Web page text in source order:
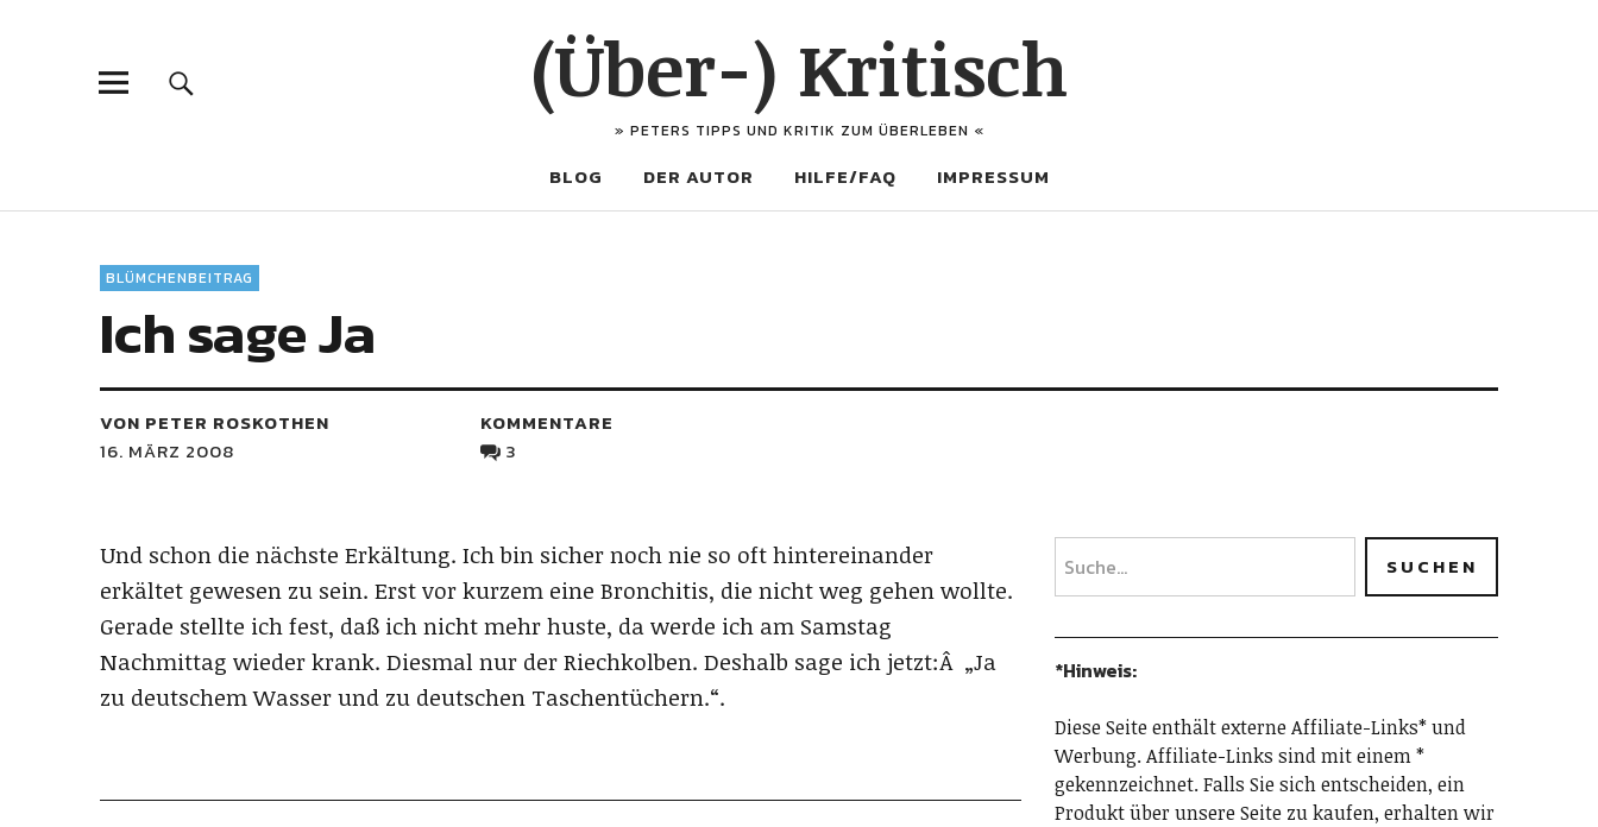
(Über-) Kritisch
» PETERS TIPPS UND KRITIK ZUM ÜBERLEBEN «
BLOG DER AUTOR HILFE/FAQ IMPRESSUM
BLÜMCHENBEITRAG
Ich sage Ja
VON PETER ROSKOTHEN
16. MÄRZ 2008
KOMMENTARE
3
Und schon die nächste Erkältung. Ich bin sicher noch nie so oft hintereinander
erkältet gewesen zu sein. Erst vor kurzem eine Bronchitis, die nicht weg gehen wollte.
Gerade stellte ich fest, daß ich nicht mehr huste, da werde ich am Samstag
Nachmittag wieder krank. Diesmal nur der Riechkolben. Deshalb sage ich jetzt:Â „Ja
zu deutschem Wasser und zu deutschen Taschentüchern.“.
*Hinweis:
Diese Seite enthält externe Affiliate-Links* und
Werbung. Affiliate-Links sind mit einem *
gekennzeichnet. Falls Sie sich entscheiden, ein
Produkt über unsere Seite zu kaufen, erhalten wir